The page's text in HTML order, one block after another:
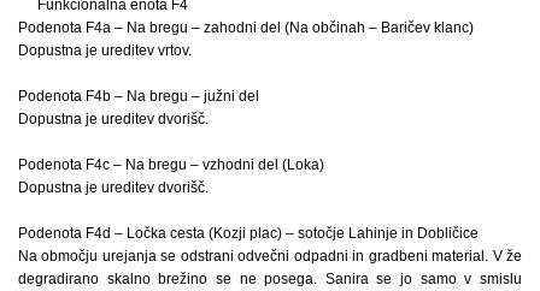
Funkcionalna enota F4
Podenota F4a – Na bregu – zahodni del (Na občinah – Baričev klanc)
Dopustna je ureditev vrtov.
Podenota F4b – Na bregu – južni del
Dopustna je ureditev dvorišč.
Podenota F4c – Na bregu – vzhodni del (Loka)
Dopustna je ureditev dvorišč.
Podenota F4d – Ločka cesta (Kozji plac) – sotočje Lahinje in Dobličice
Na območju urejanja se odstrani odvečni odpadni in gradbeni material. V že
degradirano skalno brežino se ne posega. Sanira se jo samo v smislu